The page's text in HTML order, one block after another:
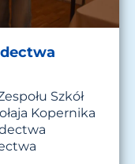
Szkół
Kopernika